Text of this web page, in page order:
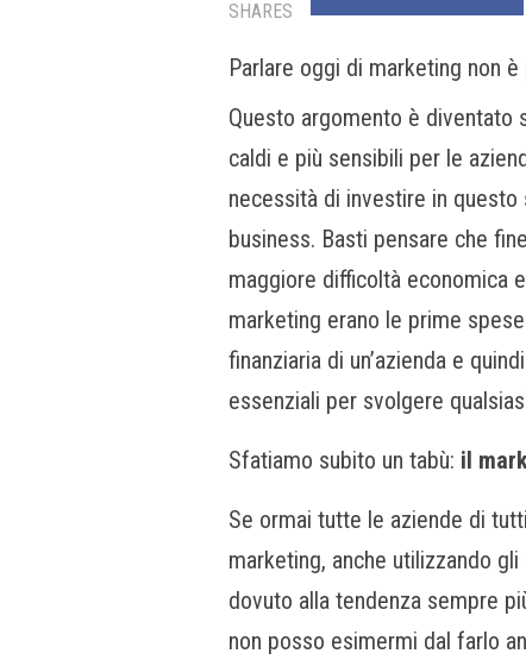
SHARES
Parlare oggi di marketing non è
Questo argomento è diventato
caldi e più sensibili per le
necessità di investire in
business. Basti pensare che
maggiore difficoltà economica
marketing erano le prime
finanziaria di un’azienda e
essenziali per svolgere
Sfatiamo subito un tabù: il
Se ormai tutte le aziende di
marketing, anche utilizzando
dovuto alla tendenza sempre
non posso esimermi dal farlo